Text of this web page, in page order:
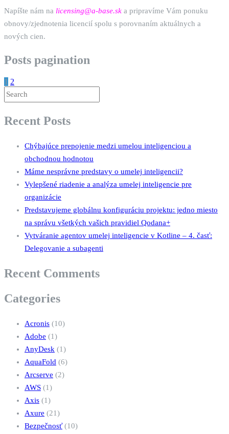
Napíšte nám na licensing@a-base.sk a pripravíme Vám ponuku
obnovy/zjednotenia licencií spolu s porovnaním aktuálnych a
nových cien.
Posts pagination
1 2
Recent Posts
Chýbajúce prepojenie medzi umelou inteligenciou a
obchodnou hodnotou
Máme nesprávne predstavy o umelej inteligencii?
Vylepšené riadenie a analýza umelej inteligencie pre
organizácie
Predstavujeme globálnu konfiguráciu projektu: jedno miesto
na správu všetkých vašich pravidiel Qodana+
Vytváranie agentov umelej inteligencie v Kotline – 4. časť:
Delegovanie a subagenti
Recent Comments
Categories
Acronis (10)
Adobe (1)
AnyDesk (1)
AquaFold (6)
Arcserve (2)
AWS (1)
Axis (1)
Axure (21)
Bezpečnosť (10)